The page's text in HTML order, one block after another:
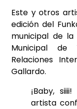
Este y otros
edición del
municipal de
Municipal de
Relaciones
Gallardo.
¡Baby, siiii!
artista